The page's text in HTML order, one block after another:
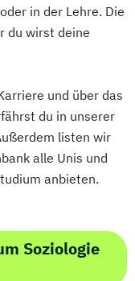
in der Lehre. Die
du wirst deine
und über das
du in unserer
listen wir
alle Unis und
anbieten.
Soziologie